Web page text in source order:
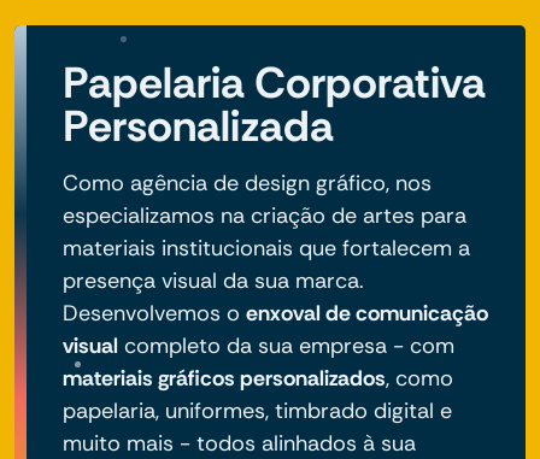
Papelaria Corporativa
Personalizada
Como agência de design gráfico, nos
especializamos na criação de artes para
materiais institucionais que fortalecem a
presença visual da sua marca.
Desenvolvemos o enxoval de comunicação
visual completo da sua empresa - com
materiais gráficos personalizados, como
papelaria, uniformes, timbrado digital e
muito mais - todos alinhados à sua